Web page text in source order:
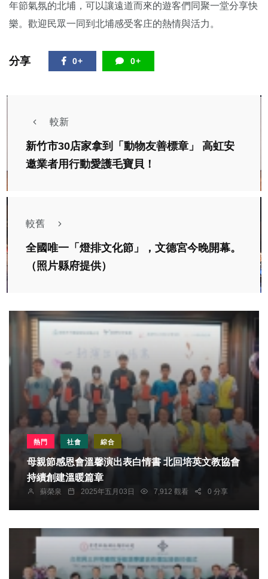
年節氣氛的北埔，可以讓遠道而來的遊客們同聚一堂分享快
樂。歡迎民眾一同到北埔感受客庄的熱情與活力。
分享 0+ 0+
較新
新竹市30店家拿到「動物友善標章」 高虹安
邀業者用行動愛護毛寶貝！
較舊
全國唯一「燈排文化節」，文德宮今晚開幕。
（照片縣府提供）
熱門 社會 綜合
母親節感恩會溫馨演出表白情書 北回培英文教協會
持續創建溫暖篇章
蘇榮泉 2025年五月03日 7,912 觀看 0 分享